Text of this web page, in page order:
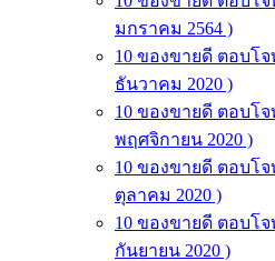
มกราคม 2564 )
10 ของขายดี ตอบโ
ธันวาคม 2020 )
10 ของขายดี ตอบโ
พฤศจิกายน 2020 )
10 ของขายดี ตอบโ
ตุลาคม 2020 )
10 ของขายดี ตอบโ
กันยายน 2020 )